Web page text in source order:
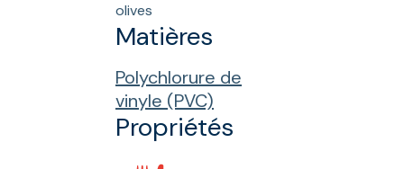
olives
Matières
Polychlorure de
vinyle (PVC)
Propriétés